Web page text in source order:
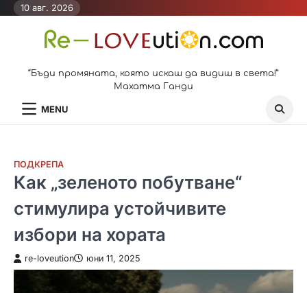
Skip10 авг. 2026
“Бъди промяната, която искаш да видиш в света!”
Махатма Ганди
MENU
ПОДКРЕПА
Как „зеленото побутване“
стимулира устойчивите
избори на хората
re-loveution юни 11, 2025